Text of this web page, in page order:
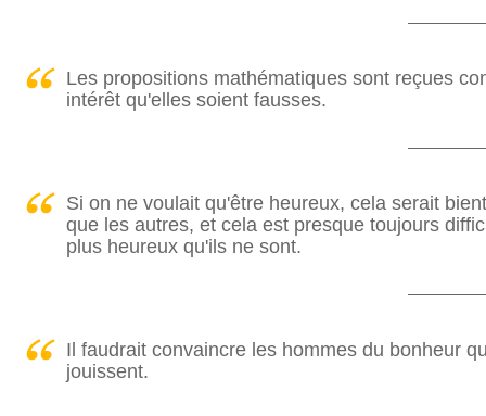
Les propositions mathématiques sont reçues
intérêt qu'elles soient fausses.
Si on ne voulait qu'être heureux, cela serait
que les autres, et cela est presque toujours
plus heureux qu'ils ne sont.
Il faudrait convaincre les hommes du bonheur
jouissent.